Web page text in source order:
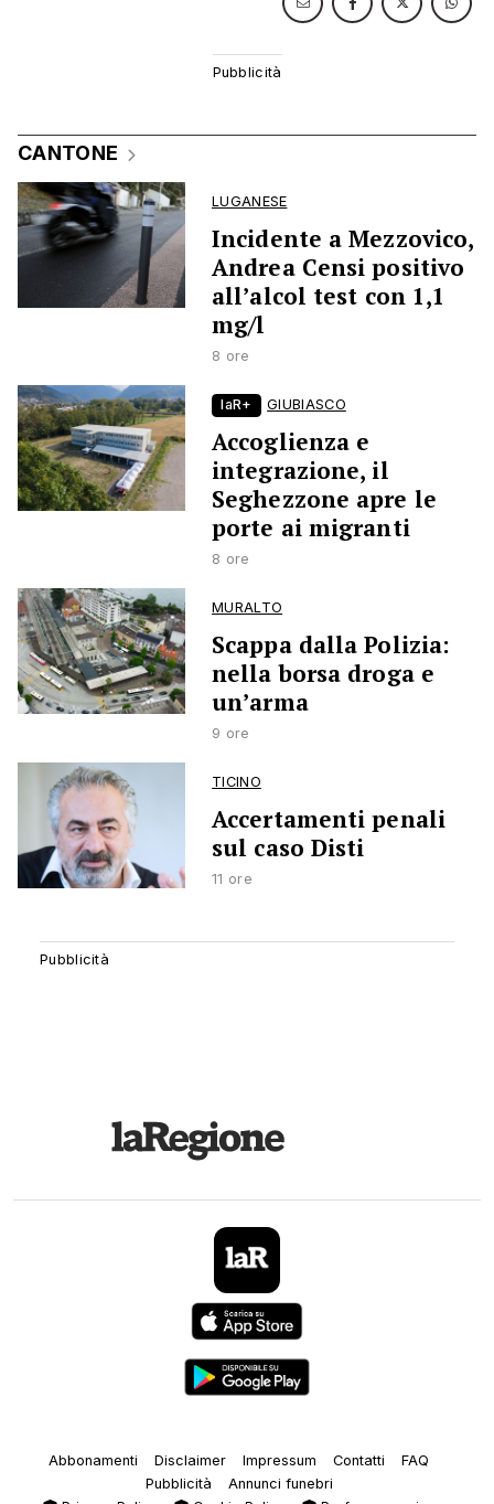
CANTONE
LUGANESE
Incidente a Mezzovico,
Andrea Censi positivo
all’alcol test con 1,1
mg/l
8 ore
laR+ GIUBIASCO
Accoglienza e
integrazione, il
Seghezzone apre le
porte ai migranti
8 ore
MURALTO
Scappa dalla Polizia:
nella borsa droga e
un’arma
9 ore
TICINO
Accertamenti penali
sul caso Disti
11 ore
Abbonamenti Disclaimer Impressum Contatti
FAQ
Pubblicità
Annunci funebri